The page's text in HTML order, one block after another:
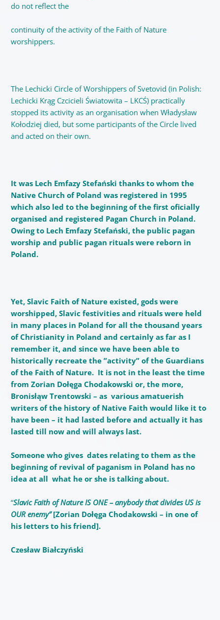
do not reflect the
continuity of the activity of the Faith of Nature
worshippers.
The Lechicki Circle of Worshippers of Svetovid (in Polish:
Lechicki Krąg Czcicieli Światowita – LKCŚ) practically
stopped its activity as an organisation when Władysław
Kołodziej died, but some participants of the Circle lived
and acted on their own.
It was Lech Emfazy Stefański thanks to whom the
Native Church of Poland was registered in 1995
which also led to the beginning of the first oficially
organised and registered Pagan Church in Poland.
Owing to Lech Emfazy Stefański, the public pagan
worship and public pagan rituals were reborn in
Poland.
Yet, Slavic Faith of Nature existed, gods were
worshipped, Slavic festivities and rituals were held
in many places in Poland for all the thousand years
of Christianity in Poland and certainly as far as I
remember it, and since we have been able to
historically recreate the ”activity” of the Guardians
of the Faith of Nature. It is not in the least the time
from Zorian Dołęga Chodakowski or, the more,
Bronisłąw Trentowski – as various amatuerish
writers of the history of Native Faith would like it to
have been – it had lasted before and actually it has
lasted till now and will always last.
Someone who gives dates relating to them as the
beginning of revival of paganism in Poland has no
idea at all what he or she is talking about.
“Slavic Faith of Nature IS ONE – anybody that divides US is
OUR enemy”[Zorian Dołęga Chodakowski – in one of
his letters to his friend].
Czesław Białczyński